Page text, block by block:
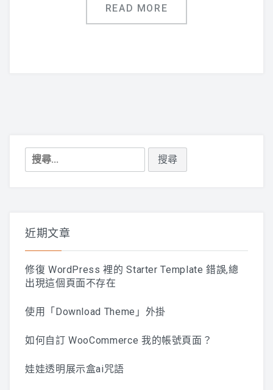
READ MORE
搜
尋
近期文章
修復 WordPress 裡的 Starter Template 錯誤,總
出現這個頁面不存在
使用「Download Theme」外掛
如何自訂 WooCommerce 我的帳號頁面？
娃娃透明展示盒ai咒語